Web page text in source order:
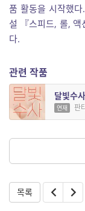
품 활동을 시작했
설 『스피드, 롤,
다.
관련 작품
달빛수사
연재 판
목록